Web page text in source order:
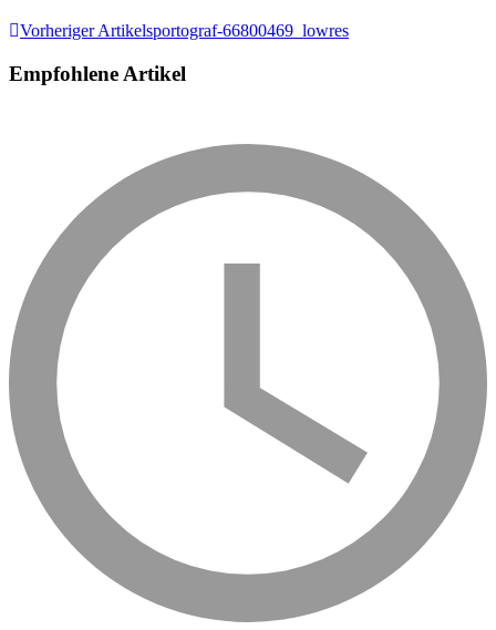
Beitragsnavigation
Vorheriger Artikelsportograf-66800469_lowres
Empfohlene Artikel